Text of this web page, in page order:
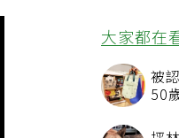
大家都在
被